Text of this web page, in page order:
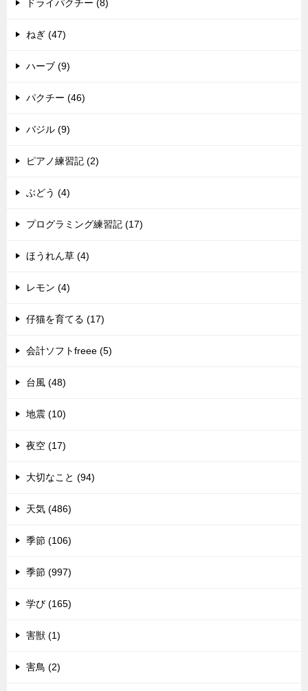
ドライパクチー (8)
ねぎ (47)
ハーブ (9)
パクチー (46)
バジル (9)
ピアノ練習記 (2)
ぶどう (4)
プログラミング練習記 (17)
ほうれん草 (4)
レモン (4)
仔猫を育てる (17)
会計ソフトfreee (5)
台風 (48)
地震 (10)
夜空 (17)
大切なこと (94)
天気 (486)
季節 (106)
季節 (997)
学び (165)
害獣 (1)
害鳥 (2)